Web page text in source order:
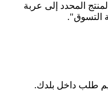
المحدد إلى عربة
التسوق".
طلب داخل بلدك.